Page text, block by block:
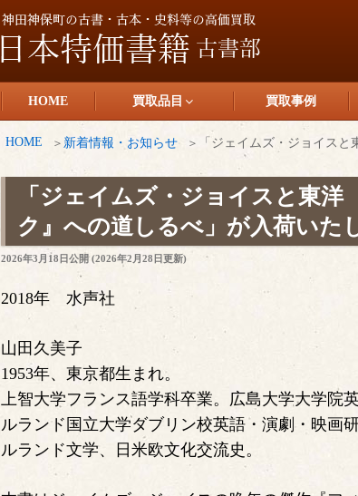
日本特価書籍
HOME 買取品目 買取事例
HOME 新着情報・お知らせ 「ジェイムズ・ジョイス
「ジェイムズ・ジョイスと東
ク』への道しるべ」が入荷いた
投
2026年3月18日公開 (2026年2月28日 更新)
2018年 水声社
山田久美子
1953年、東京都生まれ。
上智大学フランス語学科卒業。広島大学大学院
ルランド国立大学ダブリン校英語・演劇・映画
ルランド文学、日米欧文化交流史。